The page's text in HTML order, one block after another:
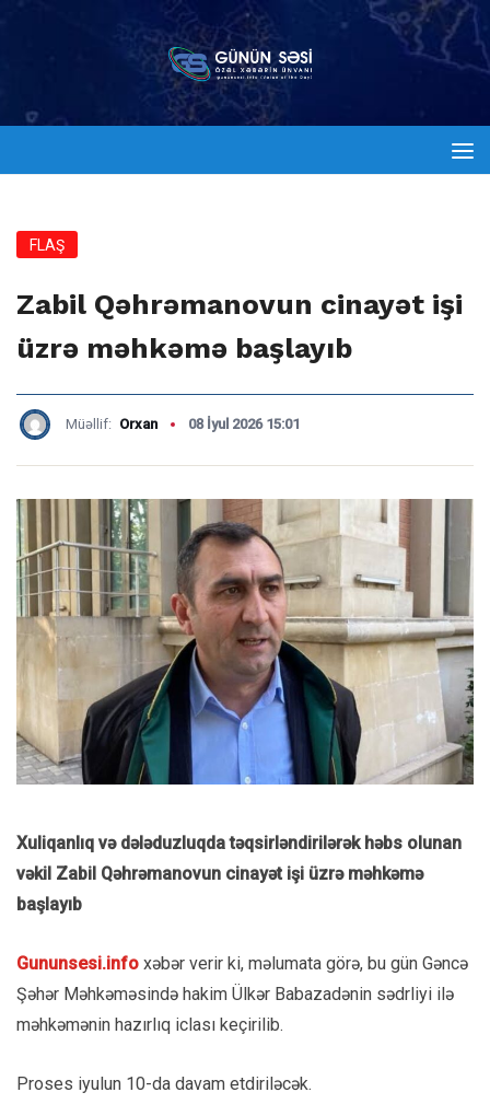
FLAŞ
Zabil Qəhrəmanovun cinayət işi
üzrə məhkəmə başlayıb
Müəllif: Orxan 08 İyul 2026 15:01
Xuliqanlıq və dələduzluqda təqsirləndirilərək həbs olunan
vəkil Zabil Qəhrəmanovun cinayət işi üzrə məhkəmə
başlayıb
Gununsesi.info xəbər verir ki, məlumata görə, bu gün Gəncə
Şəhər Məhkəməsində hakim Ülkər Babazadənin sədrliyi ilə
məhkəmənin hazırlıq iclası keçirilib.
Proses iyulun 10-da davam etdiriləcək.